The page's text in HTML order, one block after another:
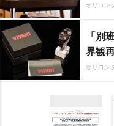
オリコン
「別
界観
オリコン